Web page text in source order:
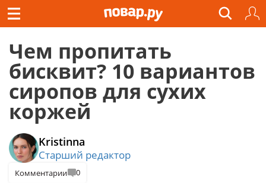
Чем пропитать
бисквит? 10 вариантов
сиропов для сухих
коржей
Kristinna
Старший редактор
Комментарии 0